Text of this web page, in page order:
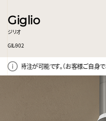
Giglio
ジリオ
GIL-902
能です。（お客様ご自身でお取替えがで